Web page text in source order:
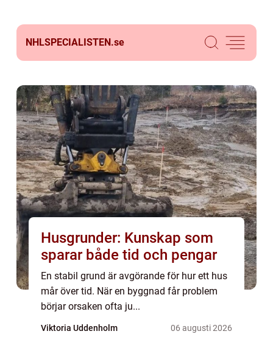
NHLSPECIALISTEN.se
Husgrunder: Kunskap som
sparar både tid och pengar
En stabil grund är avgörande för hur ett hus
mår över tid. När en byggnad får problem
börjar orsaken ofta ju...
Viktoria Uddenholm 06 augusti 2026